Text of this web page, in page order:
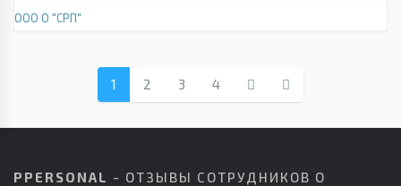
ООО О "СРП"
1 2 3 4
PPERSONAL - ОТЗЫВЫ СОТРУДНИКОВ О